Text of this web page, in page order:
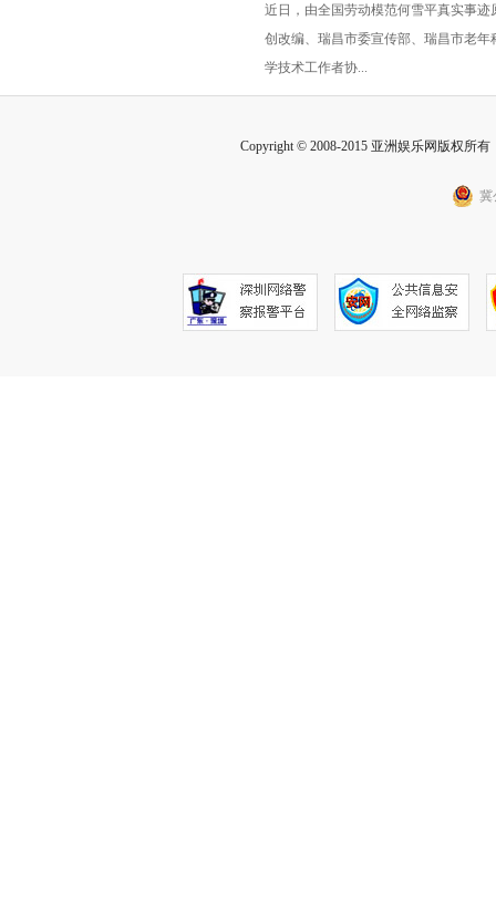
竖屏短剧《蛋姐传奇》定档三
八节
近日，由全国劳动模范何雪平真实事迹
创改编、瑞昌市委宣传部、瑞昌市老年
学技术工作者协...
Copyright © 2008-2015 亚洲娱乐网版权所
冀